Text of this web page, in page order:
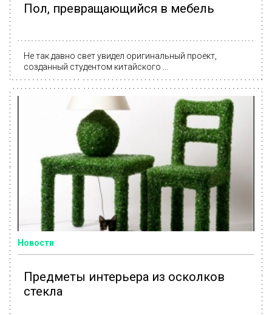
Пол, превращающийся в мебель
Не так давно свет увидел оригинальный проект,
созданный студентом китайского ...
Новости
Предметы интерьера из осколков
стекла